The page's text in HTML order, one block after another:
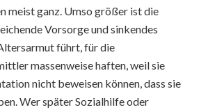
meist ganz. Umso größer ist die
Vorsorge und sinkendes
führt, für die
massenweise haften, weil sie
nicht beweisen können, dass sie
Wer später Sozialhilfe oder